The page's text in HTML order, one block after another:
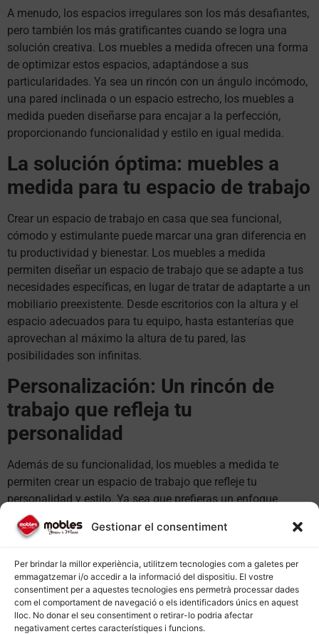
Gestionar el consentiment
Per brindar la millor experiència, utilitzem tecnologies com a galetes per
emmagatzemar i/o accedir a la informació del dispositiu. El vostre
consentiment per a aquestes tecnologies ens permetrà processar dades
com el comportament de navegació o els identificadors únics en aquest
lloc. No donar el seu consentiment o retirar-lo podria afectar
negativament certes característiques i funcions.
A menudo, los espacios irregulares son los más desafiantes,
pero también los más gratificantes cuando se logra una
solución creativa. Los muebles a medida ofrecen una forma
de optimizar estos espacios, adaptándose a sus
particularidades. Ya sea un rincón con un ángulo incómodo,
una pared inclinada o un espacio estrecho, los muebles a
medida pueden diseñarse para encajar a la perfección,
proporcionando funcionalidad y estilo en igual medida.
La solución óptima: muebles a
medida para tu espacio de trabajo
Crear un espacio de trabajo en casa que sea funcional,
cómodo y estimulante puede marcar una gran diferencia en
tu productividad y bienestar. Los muebles a medida
permiten diseñar un espacio de trabajo que se adapte a tus
necesidades específicas, en lugar de tratar de adaptarte a un
mobiliario preexistente. Desde escritorios con la altura y el
espacio adecuados para tu equipo, hasta estanterías que
aprovechan al máximo la altura de tu pared, las
posibilidades son infinitas.
Personalización: Un rincón de
trabajo que refleja tu
personalidad
Además de su funcionalidad, los muebles a medida te
permiten crear un espacio de trabajo que refleje tu
personalidad y estilo. Ya sea que prefieras un enfoque
minimalista, rústico, moderno o tradicional, puedes elegir los
materiales, colores y acabados que mejor se adapten a tu
inspiración a tu espacio de trabajo, convirtiéndolo en un
lugar donde disfrutes pasar tiempo.
Transforma tu hogar con muebles